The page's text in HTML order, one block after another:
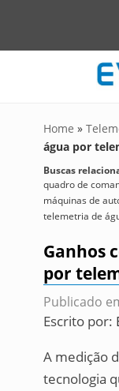
Home »
água por
Buscas
quadro de
máquinas de
telemetria de
Ganhos
por
Publicado
Escrito por:
A medição
tecnologia